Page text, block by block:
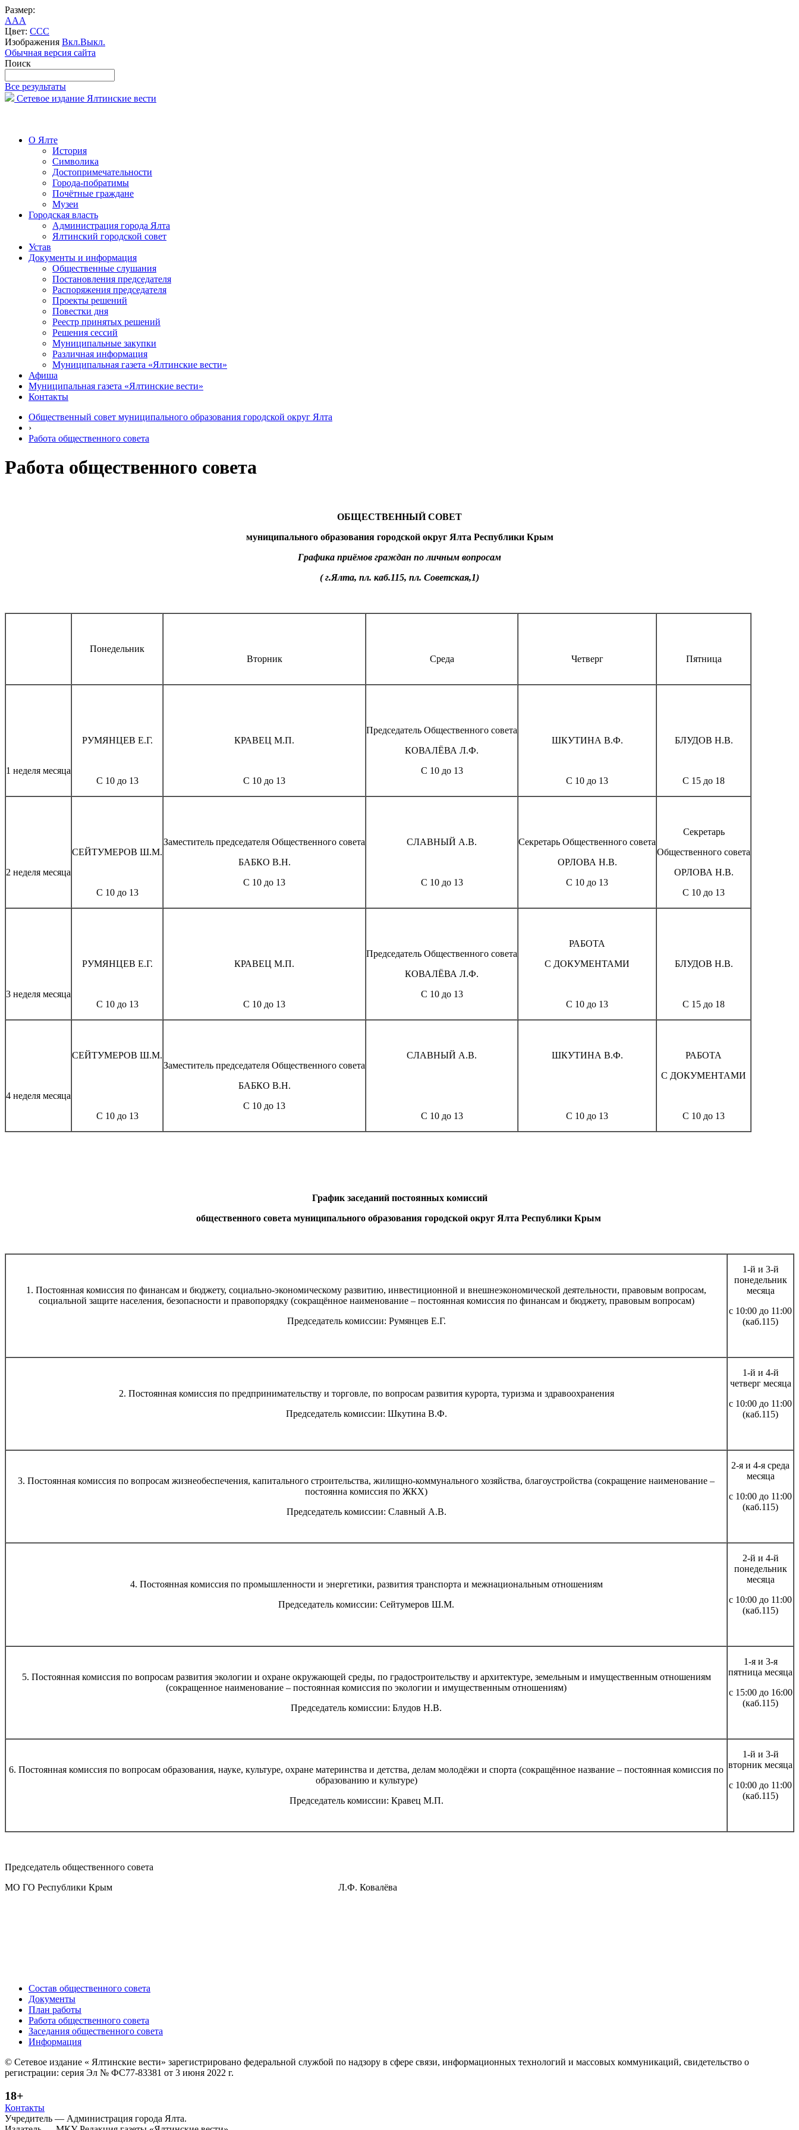
Размер:
AAA
Цвет: CCC
Изображения Вкл.Выкл.
Обычная версия сайта
Поиск
Все результаты
Сетевое издание Ялтинские вести
О Ялте
История
Символика
Достопримечательности
Города-побратимы
Почётные граждане
Музеи
Городская власть
Администрация города Ялта
Ялтинский городской совет
Устав
Документы и информация
Общественные слушания
Постановления председателя
Распоряжения председателя
Проекты решений
Повестки дня
Реестр принятых решений
Решения сессий
Муниципальные закупки
Различная информация
Муниципальная газета «Ялтинские вести»
Афиша
Муниципальная газета «Ялтинские вести»
Контакты
Общественный совет муниципального образования городской округ Ялта
›
Работа общественного совета
Работа общественного совета
ОБЩЕСТВЕННЫЙ СОВЕТ
муниципального образования городской округ Ялта Республики Крым
Графика приёмов граждан по личным вопросам
( г.Ялта, пл. каб.115, пл. Советская,1)
Понедельник
Вторник
Среда Четверг Пятница
1 неделя месяца
РУМЯНЦЕВ Е.Г.
С 10 до 13
КРАВЕЦ М.П.
С 10 до 13
Председатель Общественного совета
КОВАЛЁВА Л.Ф.
С 10 до 13
ШКУТИНА В.Ф.
С 10 до 13
БЛУДОВ Н.В.
С 15 до 18
2 неделя месяца
СЕЙТУМЕРОВ Ш.М.
С 10 до 13
Заместитель председателя Общественного совета
БАБКО В.Н.
С 10 до 13
СЛАВНЫЙ А.В.
С 10 до 13
Секретарь Общественного совета
ОРЛОВА Н.В.
С 10 до 13
Секретарь
Общественного совета
ОРЛОВА Н.В.
С 10 до 13
3 неделя месяца
РУМЯНЦЕВ Е.Г.
С 10 до 13
КРАВЕЦ М.П.
С 10 до 13
Председатель Общественного совета
КОВАЛЁВА Л.Ф.
С 10 до 13
РАБОТА
С ДОКУМЕНТАМИ
С 10 до 13
БЛУДОВ Н.В.
С 15 до 18
4 неделя месяца
СЕЙТУМЕРОВ Ш.М.
С 10 до 13
Заместитель председателя Общественного совета
БАБКО В.Н.
С 10 до 13
СЛАВНЫЙ А.В.
С 10 до 13
ШКУТИНА В.Ф.
С 10 до 13
РАБОТА
С ДОКУМЕНТАМИ
С 10 до 13
График заседаний постоянных комиссий
общественного совета муниципального образования городской округ Ялта Республики Крым
1. Постоянная комиссия по финансам и бюджету, социально-экономическому развитию, инвестиционной и внешнеэкономической деятельности, правовым вопросам,
социальной защите населения, безопасности и правопорядку (сокращённое наименование – постоянная комиссия по финансам и бюджету, правовым вопросам)
Председатель комиссии: Румянцев Е.Г.
1-й и 3-й
понедельник
месяца
с 10:00 до 11:00
(каб.115)
2. Постоянная комиссия по предпринимательству и торговле, по вопросам развития курорта, туризма и здравоохранения
Председатель комиссии: Шкутина В.Ф.
1-й и 4-й
четверг месяца
с 10:00 до 11:00
(каб.115)
3. Постоянная комиссия по вопросам жизнеобеспечения, капитального строительства, жилищно-коммунального хозяйства, благоустройства (сокращение наименование –
постоянна комиссия по ЖКХ)
Председатель комиссии: Славный А.В.
2-я и 4-я среда
месяца
с 10:00 до 11:00
(каб.115)
4. Постоянная комиссия по промышленности и энергетики, развития транспорта и межнациональным отношениям
Председатель комиссии: Сейтумеров Ш.М.
2-й и 4-й
понедельник
месяца
с 10:00 до 11:00
(каб.115)
5. Постоянная комиссия по вопросам развития экологии и охране окружающей среды, по градостроительству и архитектуре, земельным и имущественным отношениям
(сокращенное наименование – постоянная комиссия по экологии и имущественным отношениям)
Председатель комиссии: Блудов Н.В.
1-я и 3-я
пятница месяца
с 15:00 до 16:00
(каб.115)
6. Постоянная комиссия по вопросам образования, науке, культуре, охране материнства и детства, делам молодёжи и спорта (сокращённое название – постоянная комиссия по
образованию и культуре)
Председатель комиссии: Кравец М.П.
1-й и 3-й
вторник месяца
с 10:00 до 11:00
(каб.115)
Председатель общественного совета
МО ГО Республики Крым Л.Ф. Ковалёва
Состав общественного совета
Документы
План работы
Работа общественного совета
Заседания общественного совета
Информация
© Сетевое издание « Ялтинские вести» зарегистрировано федеральной службой по надзору в сфере связи, информационных технологий и массовых коммуникаций, свидетельство о
регистрации: серия Эл № ФС77-83381 от 3 июня 2022 г.
18+
Контакты
Учредитель — Администрация города Ялта.